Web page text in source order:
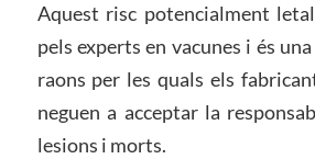
Aquest risc potencialment
pels experts en vacunes i és
raons per les quals els
neguen a acceptar la
lesions i morts.